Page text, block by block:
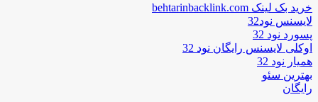
خرید بک لینک behtarinbacklink.com
لایسنس نود32
پسورد نود 32
اوکلی لایسنس رایگان نود 32
همیار نود 32
بهترین سئو
رایگان